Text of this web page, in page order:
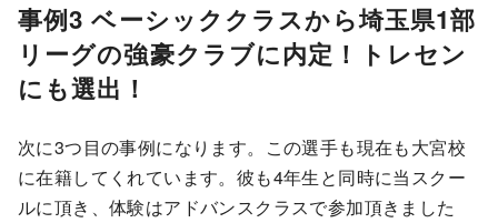
事例3 ベーシッククラスから埼玉県1部
リーグの強豪クラブに内定！トレセン
にも選出！
次に3つ目の事例になります。この選手も現在も大宮校
に在籍してくれています。彼も4年生と同時に当スクー
ルに頂き、体験はアドバンスクラスで参加頂きました